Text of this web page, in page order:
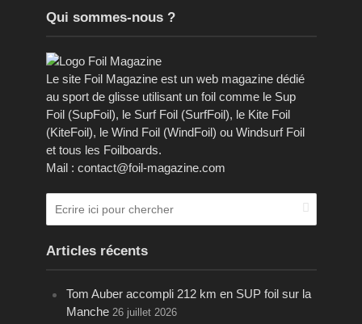
Qui sommes-nous ?
Le site Foil Magazine est un web magazine dédié
au sport de glisse utilisant un foil comme le Sup
Foil (SupFoil), le Surf Foil (SurfFoil), le Kite Foil
(KiteFoil), le Wind Foil (WindFoil) ou Windsurf Foil
et tous les Foilboards.
Mail : contact@foil-magazine.com
Articles récents
Tom Auber accompli 212 km en SUP foil sur la
Manche 26 juillet 2026